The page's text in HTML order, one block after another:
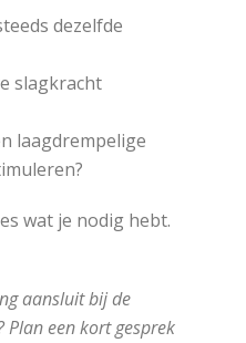
dezelfde
slagkracht
laagdrempelige
wat je nodig hebt.
aansluit bij de
Plan een kort gesprek